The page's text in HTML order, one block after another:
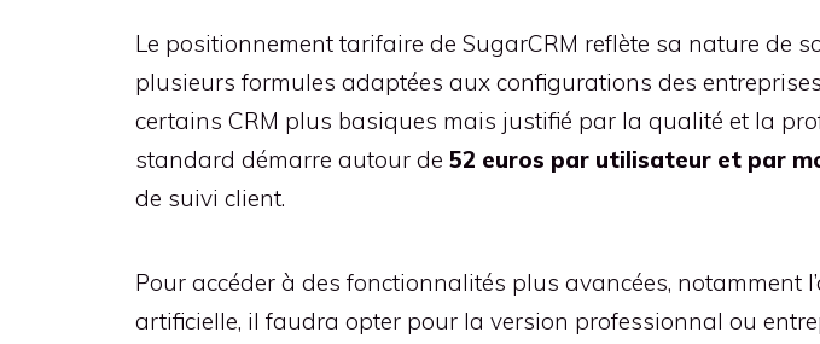
Le positionnement tarifaire de SugarCRM reflète sa nature de
plusieurs formules adaptées aux configurations des
certains CRM plus basiques mais justifié par la qualité et la
standard démarre autour de 52 euros par utilisateur et par
de suivi client.
Pour accéder à des fonctionnalités plus avancées, notamment
artificielle, il faudra opter pour la version professionnal ou